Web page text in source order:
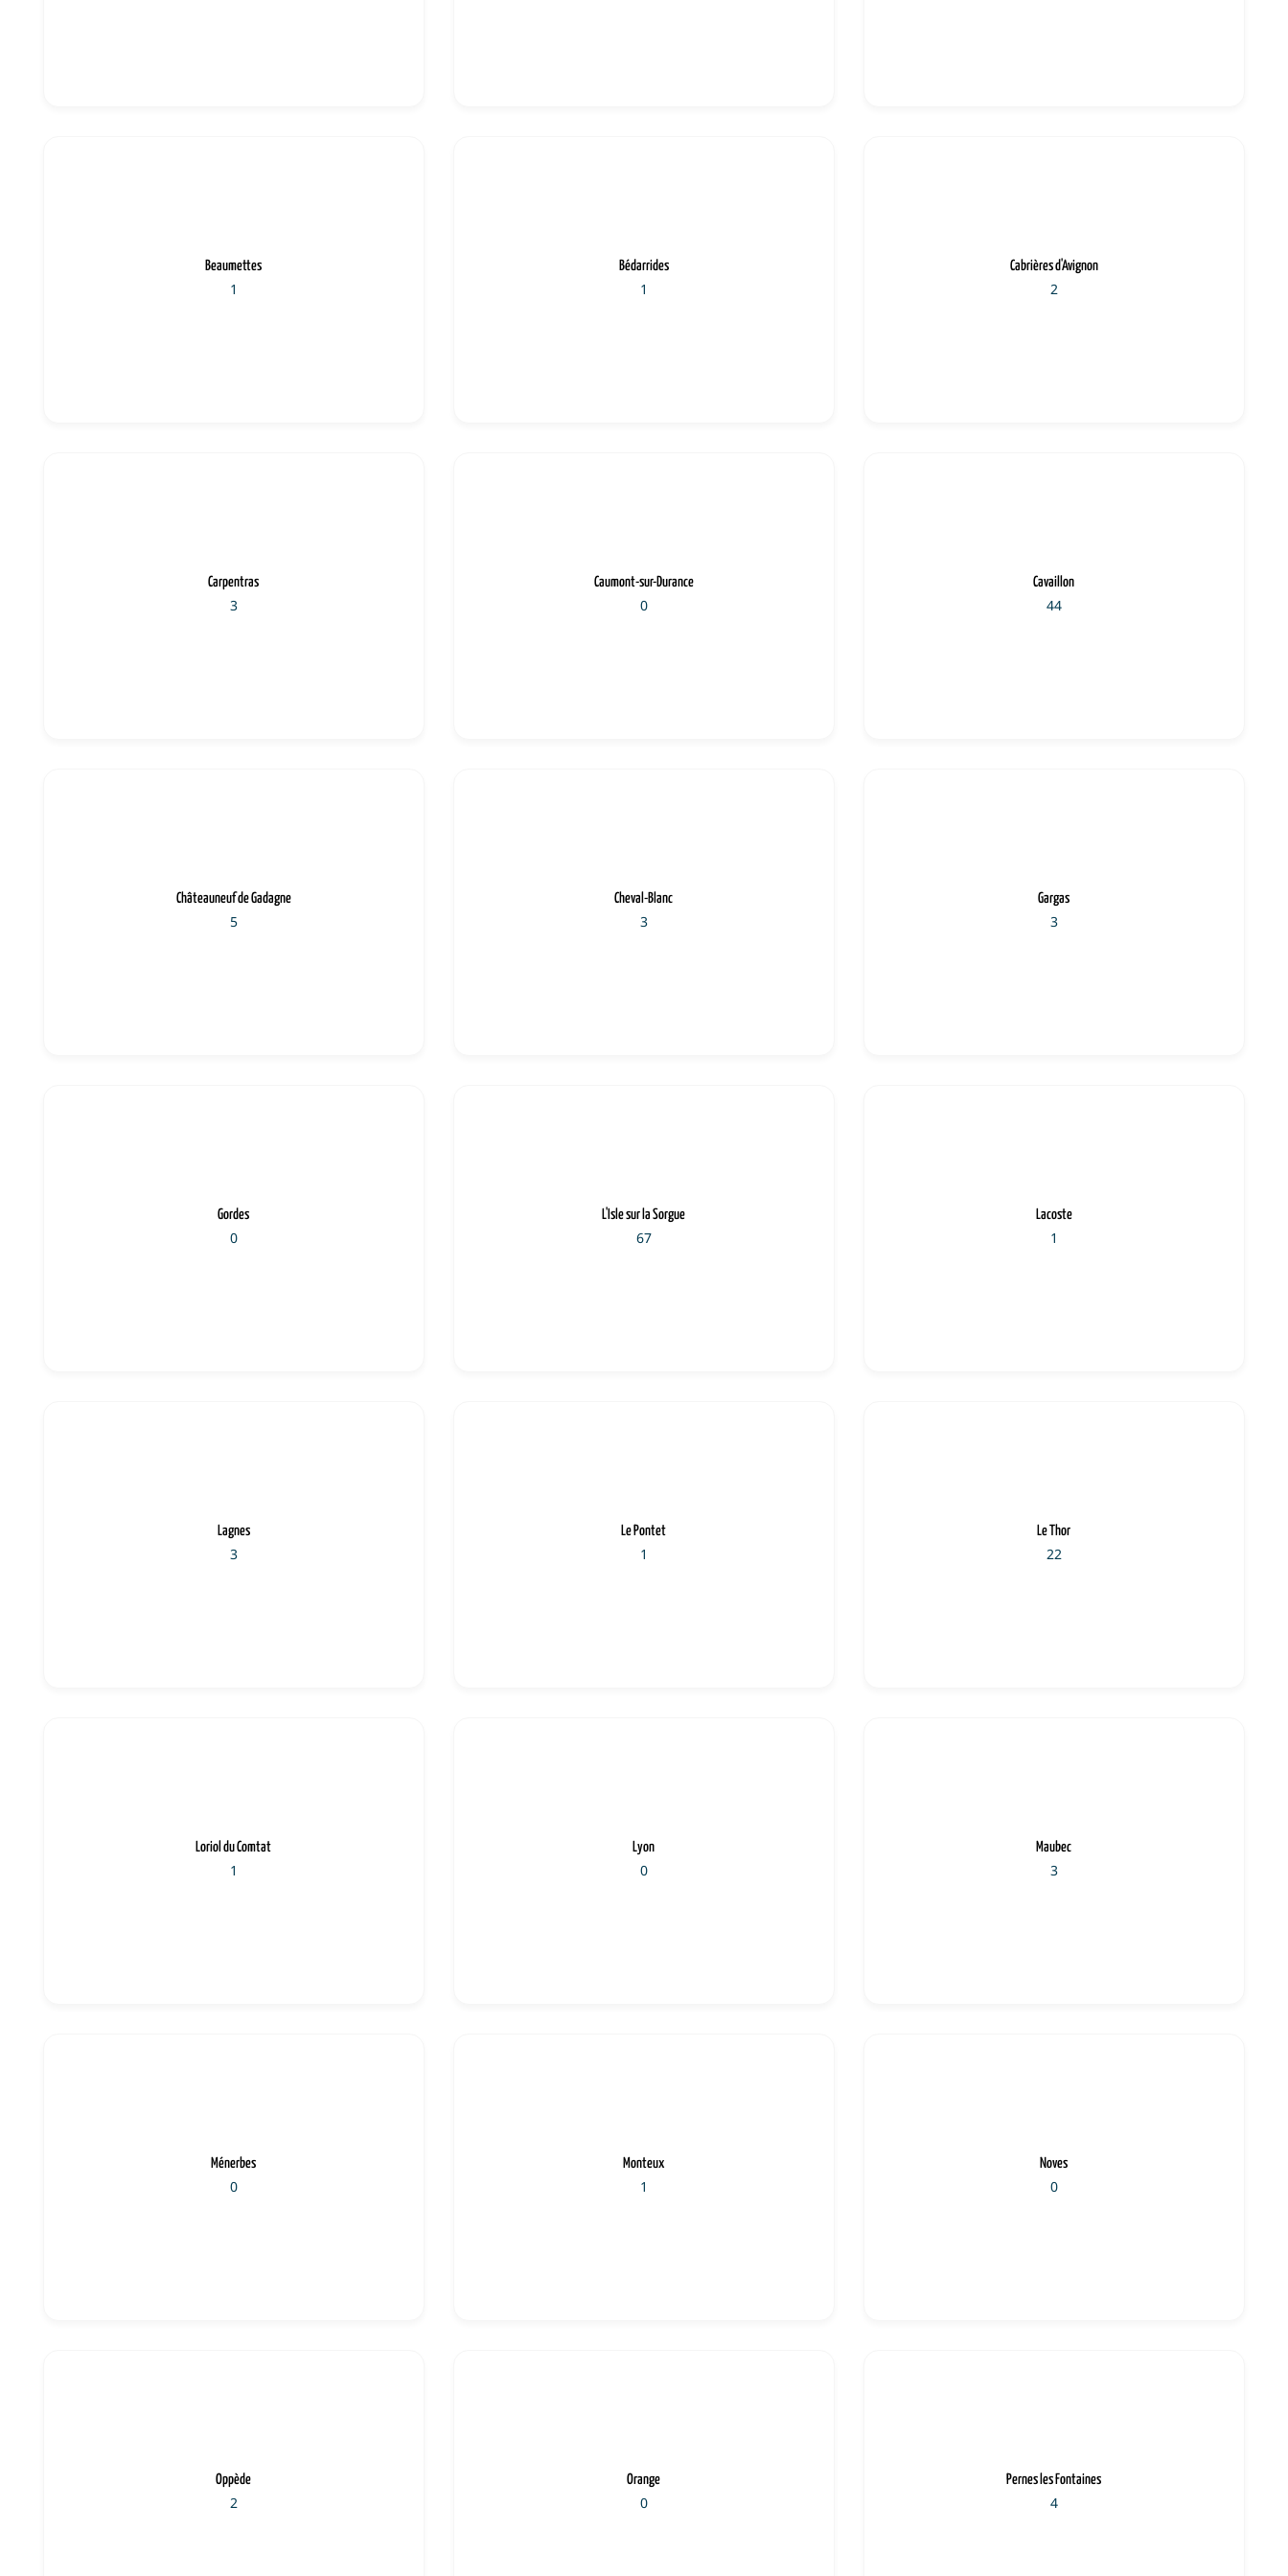
Beaumettes
1
Bédarrides
1
Cabrières d'Avignon
2
Carpentras
3
Caumont-sur-Durance
0
Cavaillon
44
Châteauneuf de Gadagne
5
Cheval-Blanc
3
Gargas
3
Gordes
0
L'Isle sur la Sorgue
67
Lacoste
1
Lagnes
3
Le Pontet
1
Le Thor
22
Loriol du Comtat
1
Lyon
0
Maubec
3
Ménerbes
0
Monteux
1
Noves
0
Oppède
2
Orange
0
Pernes les Fontaines
4